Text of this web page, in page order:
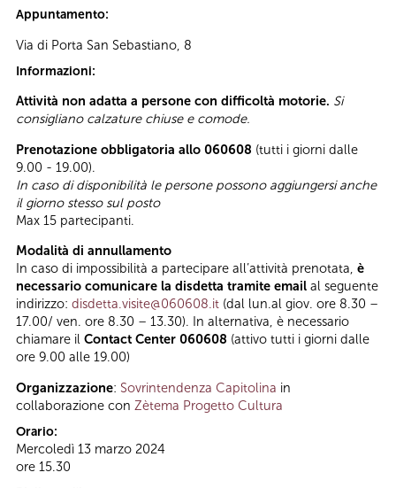
Appuntamento:
Via di Porta San Sebastiano, 8
Informazioni:
Attività non adatta a persone con difficoltà motorie. Si
consigliano calzature chiuse e comode.
Prenotazione obbligatoria allo 060608 (tutti i giorni dalle
9.00 - 19.00).
In caso di disponibilità le persone possono aggiungersi anche
il giorno stesso sul posto
Max 15 partecipanti.
Modalità di annullamento
In caso di impossibilità a partecipare all’attività prenotata, è
necessario comunicare la disdetta tramite email al seguente
indirizzo: disdetta.visite@060608.it (dal lun.al giov. ore 8.30 –
17.00/ ven. ore 8.30 – 13.30). In alternativa, è necessario
chiamare il Contact Center 060608 (attivo tutti i giorni dalle
ore 9.00 alle 19.00)
Organizzazione: Sovrintendenza Capitolina in
collaborazione con Zètema Progetto Cultura
Orario:
Mercoledì 13 marzo 2024
ore 15.30